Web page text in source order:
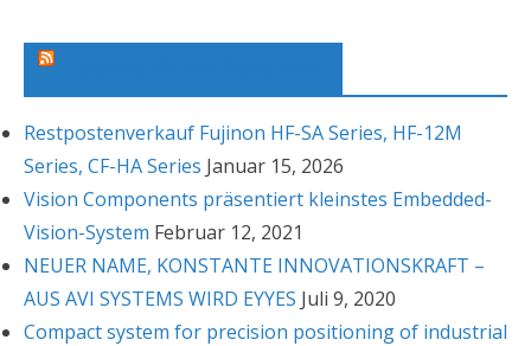
Restpostenverkauf Fujinon HF-SA Series, HF-12M
Series, CF-HA Series Januar 15, 2026
Vision Components präsentiert kleinstes Embedded-
Vision-System Februar 12, 2021
NEUER NAME, KONSTANTE INNOVATIONSKRAFT –
AUS AVI SYSTEMS WIRD EYYES Juli 9, 2020
Compact system for precision positioning of industrial